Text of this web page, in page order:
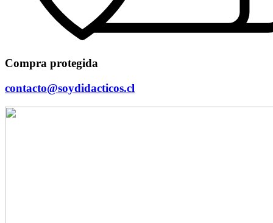
Compra protegida
contacto@soydidacticos.cl